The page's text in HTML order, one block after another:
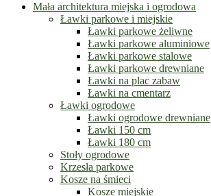
Mała architektura miejska i ogrodowa
Ławki parkowe i miejskie
Ławki parkowe żeliwne
Ławki parkowe aluminiowe
Ławki parkowe stalowe
Ławki parkowe drewniane
Ławki na plac zabaw
Ławki na cmentarz
Ławki ogrodowe
Ławki ogrodowe drewniane
Ławki 150 cm
Ławki 180 cm
Stoły ogrodowe
Krzesła parkowe
Kosze na śmieci
Kosze miejskie